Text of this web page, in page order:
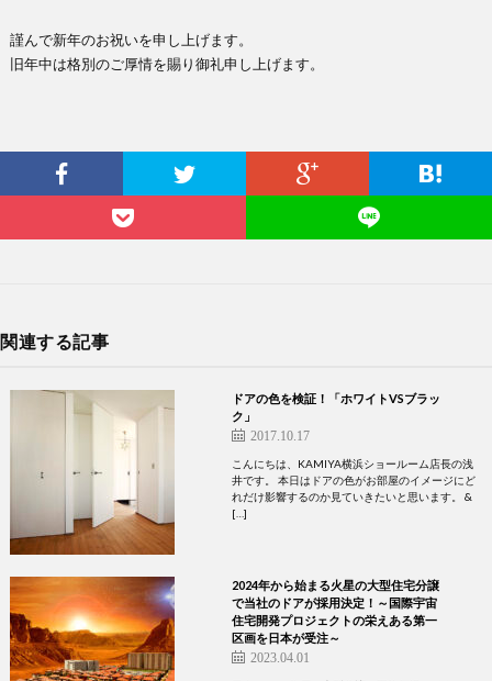
謹んで新年のお祝いを申し上げます。
旧年中は格別のご厚情を賜り御礼申し上げます。
関連する記事
ドアの色を検証！「ホワイトVSブラッ
ク」
2017.10.17
こんにちは、KAMIYA横浜ショールーム店長の浅
井です。 本日はドアの色がお部屋のイメージにど
れだけ影響するのか見ていきたいと思います。 &
[…]
2024年から始まる火星の大型住宅分譲
で当社のドアが採用決定！～国際宇宙
住宅開発プロジェクトの栄えある第一
区画を日本が受注～
2023.04.01